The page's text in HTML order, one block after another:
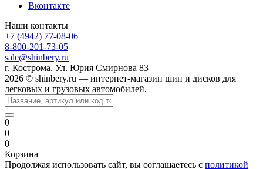
Вконтакте
Наши контакты
+7 (4942) 77-08-06
8-800-201-73-05
sale@shinbery.ru
г. Кострома. Ул. Юрия Смирнова 83
2026 © shinbery.ru — интернет-магазин шин и дисков для
легковых и грузовых автомобилей.
0
0
0
Корзина
Продолжая использовать сайт, вы соглашаетесь с политикой